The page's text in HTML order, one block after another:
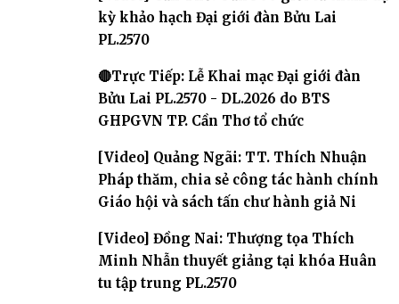
kỳ khảo hạch Đại giới đàn Bửu Lai
PL.2570
🔴Trực Tiếp: Lễ Khai mạc Đại giới đàn
Bửu Lai PL.2570 - DL.2026 do BTS
GHPGVN TP. Cần Thơ tổ chức
[Video] Quảng Ngãi: TT. Thích Nhuận
Pháp thăm, chia sẻ công tác hành chính
Giáo hội và sách tấn chư hành giả Ni
[Video] Đồng Nai: Thượng tọa Thích
Minh Nhẫn thuyết giảng tại khóa Huân
tu tập trung PL.2570